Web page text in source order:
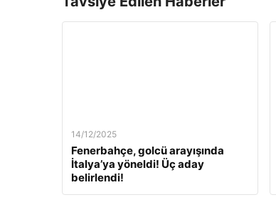
14/12/2025
Fenerbahçe, golcü arayışında
İtalya’ya yöneldi! Üç aday
belirlendi!